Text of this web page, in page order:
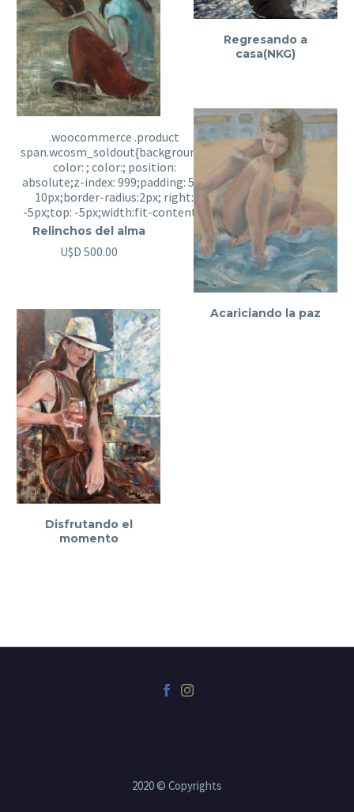
Relinchos del alma
U$D 500.00
Regresando a
casa(NKG)
Acariciando la paz
Disfrutando el
momento
2020 © Copyrights